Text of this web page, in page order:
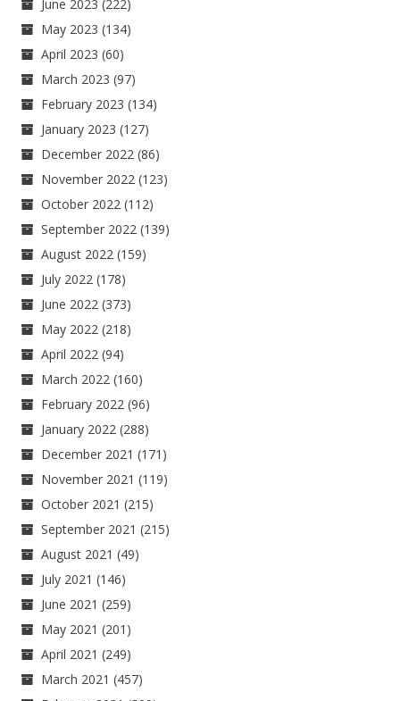
June 2023 (222)
May 2023 (134)
April 2023 (60)
March 2023 (97)
February 2023 (134)
January 2023 (127)
December 2022 (86)
November 2022 (123)
October 2022 (112)
September 2022 (139)
August 2022 (159)
July 2022 (178)
June 2022 (373)
May 2022 (218)
April 2022 (94)
March 2022 (160)
February 2022 (96)
January 2022 (288)
December 2021 (171)
November 2021 (119)
October 2021 (215)
September 2021 (215)
August 2021 (49)
July 2021 (146)
June 2021 (259)
May 2021 (201)
April 2021 (249)
March 2021 (457)